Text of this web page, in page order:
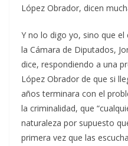
López Obrador, dicen
Y no lo digo yo, sino que
la Cámara de Diputados,
dice, respondiendo a una
López Obrador de que si
años terminara con el
la criminalidad, que
naturaleza por supuesto
primera vez que las